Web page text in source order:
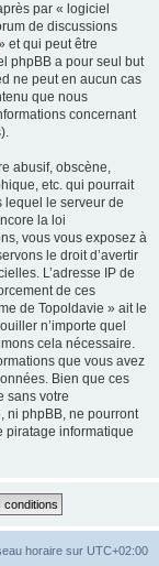
par « logiciel
de discussions
et qui peut être
phpBB a pour seul but
ne peut en aucun cas
que nous
concernant
abusif, obscène,
etc. qui pourrait
lequel le serveur de
la loi
vous vous exposez à
le droit d’avertir
L’adresse IP de
de ces
de Topoldavie » ait le
n’importe quel
cela nécessaire.
que vous avez
Bien que ces
sans votre
ni phpBB, ne pourront
piratage informatique
horaire sur UTC+02:00